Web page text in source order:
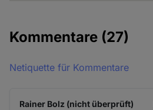
Kommentare (27)
Netiquette für Kommentare
Rainer Bolz (nicht überprüft)